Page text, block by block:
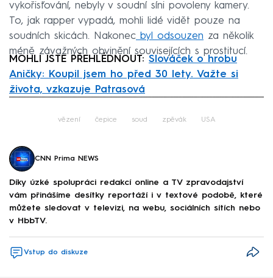
vykořisťování, nebyly v soudní síni povoleny kamery.
To, jak rapper vypadá, mohli lidé vidět pouze na
soudních skicách. Nakonec byl odsouzen za několik
méně závažných obvinění souvisejících s prostitucí.
MOHLI JSTE PŘEHLÉDNOUT: Slováček o hrobu
Aničky: Koupil jsem ho před 30 lety. Važte si
života, vzkazuje Patrasová
vězení čepice soud zpěvák USA
CNN Prima NEWS
Díky úzké spolupráci redakcí online a TV zpravodajství
vám přinášíme desítky reportáží i v textové podobě, které
můžete sledovat v televizi, na webu, sociálních sítích nebo
v HbbTV.
Vstup do diskuze